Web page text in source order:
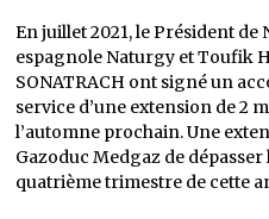
En juillet 2021, le Président
espagnole Naturgy et Toufik
SONATRACH ont signé un
service d’une extension de 2
l’automne prochain. Une
Gazoduc Medgaz de
quatrième trimestre de cette